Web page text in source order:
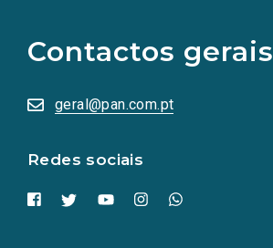
Contactos gerais
geral@pan.com.pt
Redes sociais
redes
sociais
numa
nova